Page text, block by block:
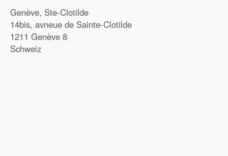
Genève, Ste-Clotilde
14bis, avneue de Sainte-Clotilde
1211 Genève 8
Schweiz